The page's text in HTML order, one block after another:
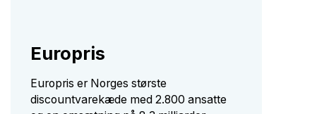
Europris
Europris er Norges største
discountvarekæde med 2.800 ansatte